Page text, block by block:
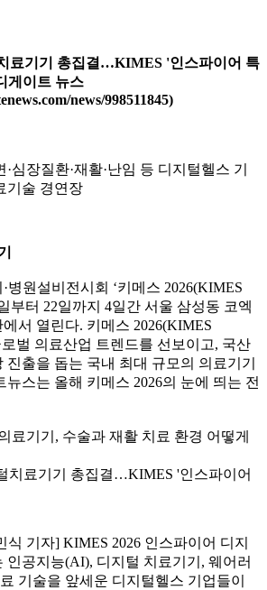
료기기 총집결…KIMES '인스파이어 특
게이트 뉴스
news/998511845)
심장질환·재활·난임 등 디지털헬스 기
기술 경연장
병원설비전시회 ‘키메스 2026(KIMES
부터 22일까지 4일간 서울 삼성동 코엑
서 열린다. 키메스 2026(KIMES
로벌 의료산업 트렌드를 선보이고, 국산
출을 돕는 국내 최대 규모의 의료기기
스는 올해 키메스 2026의 눈에 띄는 전
기기, 수술과 재활 치료 환경 어떻게
치료기기 총집결…KIMES '인스파이어
기자] KIMES 2026 인스파이어 디지
인공지능(AI), 디지털 치료기기, 웨어러
기술을 앞세운 디지털헬스 기업들이